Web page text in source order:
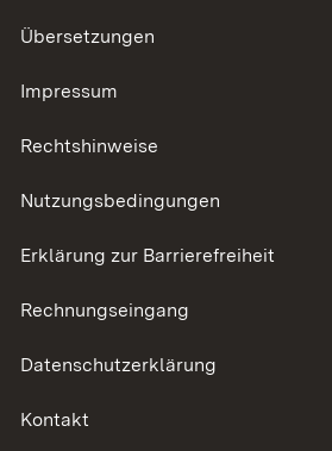
Übersetzungen
Impressum
Rechtshinweise
Nutzungsbedingungen
Erklärung zur Barrierefreiheit
Rechnungseingang
Datenschutzerklärung
Kontakt